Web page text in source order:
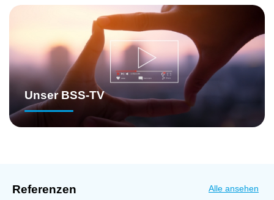
Unser BSS-TV
Referenzen Alle ansehen